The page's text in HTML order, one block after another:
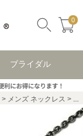
0
ブライダル
メンズ ネックレス ネ